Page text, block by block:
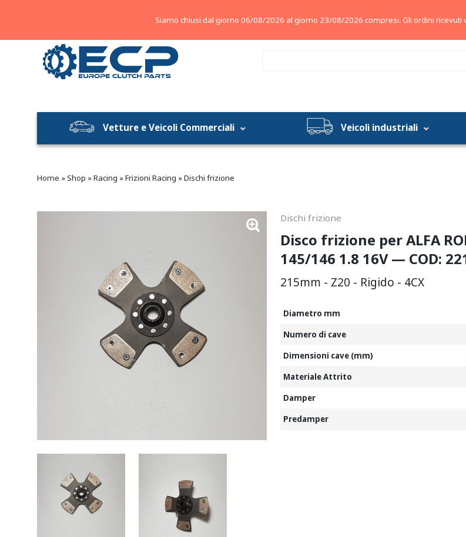
Vetture e Veicoli Commerciali Veicoli industriali
Home »Shop »Racing »Frizioni Racing »Dischi frizione
Dischi frizione
Disco frizione per ALFA
145/146 1.8 16V — COD:
215mm - Z20 - Rigido - 4CX
Diametro mm
Numero di cave
Dimensioni cave (mm)
Materiale Attrito
Damper
Predamper
Siamo chiusi dal giorno 06/08/2026 al giorno 23/08/2026 compresi. Gli ordini